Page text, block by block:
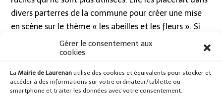
Gérer le consentement aux
cookies
La Mairie de Laurenan utilise des cookies et équivalents pour stocker et
accéder à des informations sur votre ordinateur/tablette ou
smartphone et traiter les données avec votre consentement.
divers parterres de la commune pour créer une mise
en scène sur le thème « les abeilles et les fleurs ». Si
vous en possédez ou si vous souhaitez
renseignements, vous pouvez contacter le secrétariat